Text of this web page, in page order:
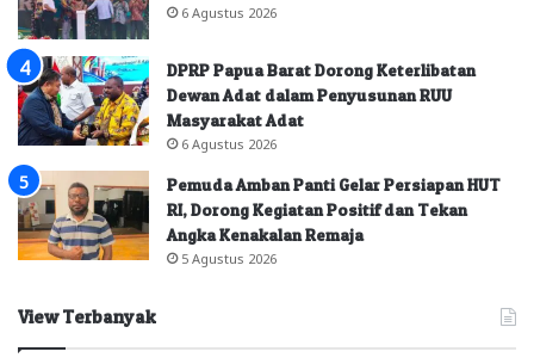
6 Agustus 2026
DPRP Papua Barat Dorong Keterlibatan
Dewan Adat dalam Penyusunan RUU
Masyarakat Adat
6 Agustus 2026
Pemuda Amban Panti Gelar Persiapan HUT
RI, Dorong Kegiatan Positif dan Tekan
Angka Kenakalan Remaja
5 Agustus 2026
View Terbanyak